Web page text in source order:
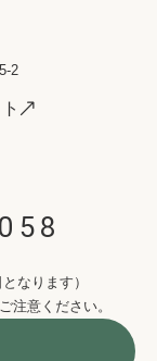
2
なります）
注意ください。